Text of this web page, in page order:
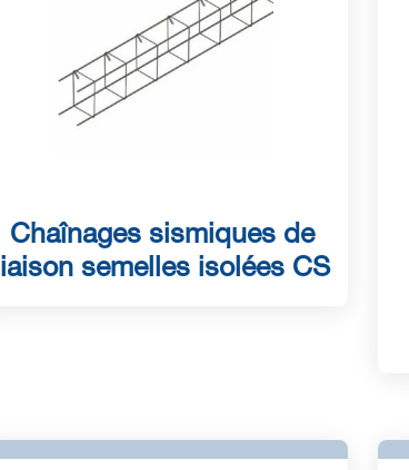
Chaînages sismiques de
liaison semelles isolées CS